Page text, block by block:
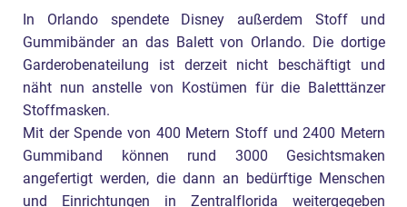
In Orlando spendete Disney außerdem Stoff und
Gummibänder an das Balett von Orlando. Die dortige
Garderobenateilung ist derzeit nicht beschäftigt und
näht nun anstelle von Kostümen für die Baletttänzer
Stoffmasken.
Mit der Spende von 400 Metern Stoff und 2400 Metern
Gummiband können rund 3000 Gesichtsmaken
angefertigt werden, die dann an bedürftige Menschen
und Einrichtungen in Zentralflorida weitergegeben